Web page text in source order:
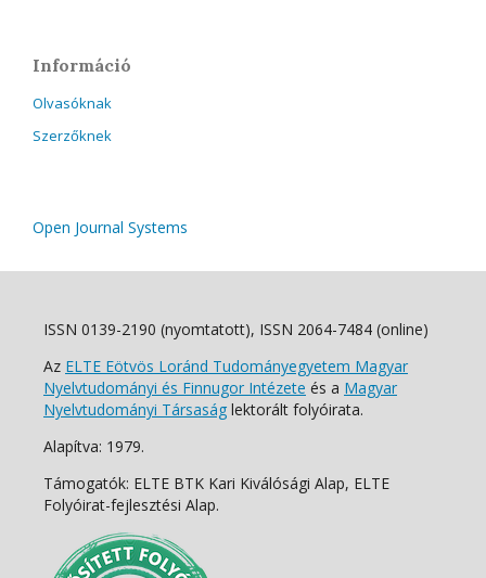
Információ
Olvasóknak
Szerzőknek
Open Journal Systems
ISSN 0139-2190 (nyomtatott), ISSN 2064-7484 (online)
Az ELTE Eötvös Loránd Tudományegyetem Magyar
Nyelvtudományi és Finnugor Intézete és a Magyar
Nyelvtudományi Társaság lektorált folyóirata.
Alapítva: 1979.
Támogatók: ELTE BTK Kari Kiválósági Alap, ELTE
Folyóirat-fejlesztési Alap.